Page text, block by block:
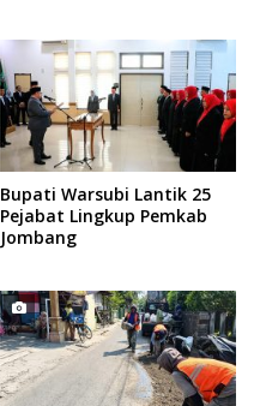
Bupati Warsubi Lantik 25
Pejabat Lingkup Pemkab
Jombang